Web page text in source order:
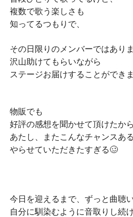
複数で歌う楽しさも
知ってるつもりで、
その日限りのメンバーではあり
沢山助けてもらいながら
ステージお届けすることができ
物販でも
好評の感想を聞かせて頂けたから
あたし、またこんなチャンスあ
やらせていただきたすぎる🥴
今日を迎えるまで、ずっと曲聴
自分に馴染むように音取りし続